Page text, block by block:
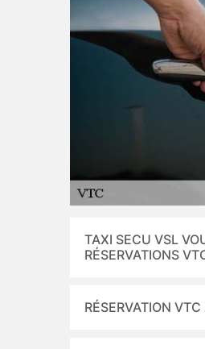
TAXI SECU VSL
RÉSERVATIONS
RÉSERVATION